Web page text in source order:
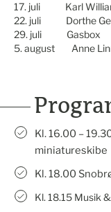
17. juli Karl
22. juli Dorthe
29. juli Gasbox
5. august Anne
Kl. 16.00 –
miniatureskibe
Kl. 18.00
Kl. 18.15 Musik